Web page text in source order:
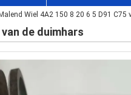
Wiel 4A2 150 8 20 6 5 D91 C75
van de duimhars